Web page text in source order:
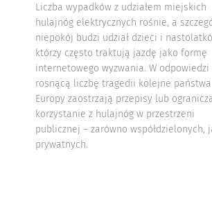
Liczba wypadków z udziałem miejskich
hulajnóg elektrycznych rośnie, a
niepokój budzi udział dzieci i
którzy często traktują jazdę jako formę
internetowego wyzwania. W odpowiedzi
rosnącą liczbę tragedii kolejne państwa
Europy zaostrzają przepisy lub
korzystanie z hulajnóg w przestrzeni
publicznej – zarówno współdzielonych,
prywatnych.